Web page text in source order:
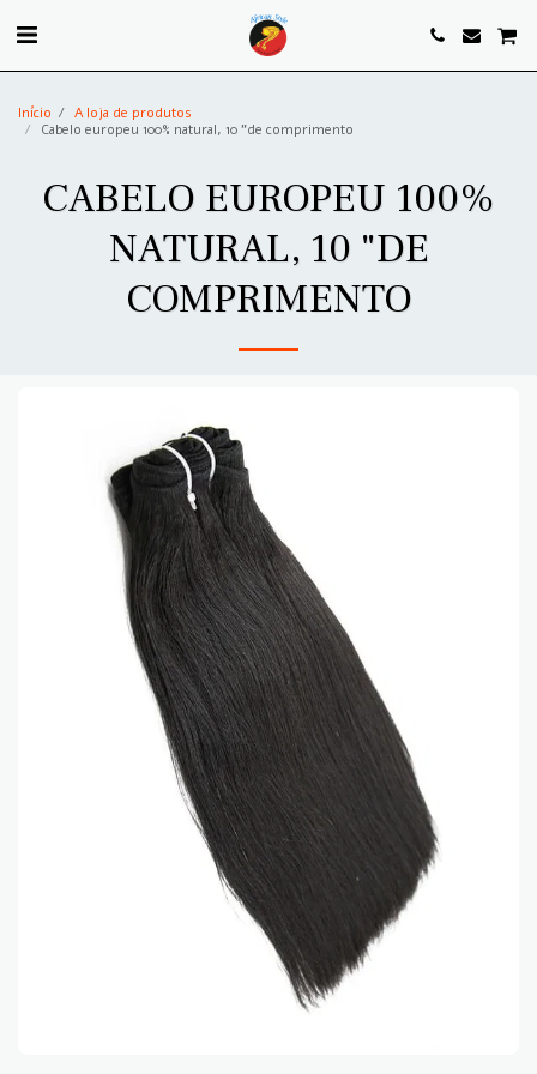
Início
A loja de produtos
Cabelo europeu 100% natural, 10 "de comprimento
CABELO EUROPEU 100%
NATURAL, 10 "DE
COMPRIMENTO